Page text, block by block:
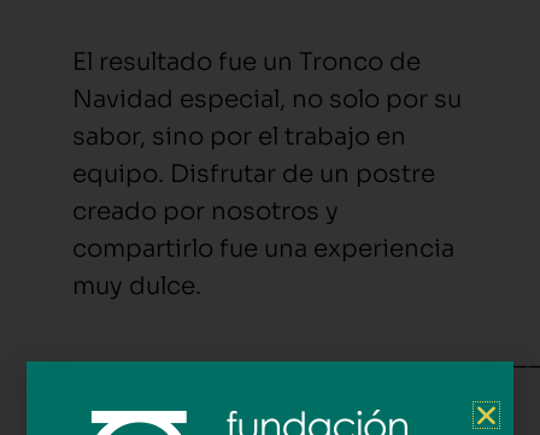
El resultado fue un Tronco de
Navidad especial, no solo por su
sabor, sino por el trabajo en
equipo. Disfrutar de un postre
creado por nosotros y
compartirlo fue una experiencia
muy dulce.